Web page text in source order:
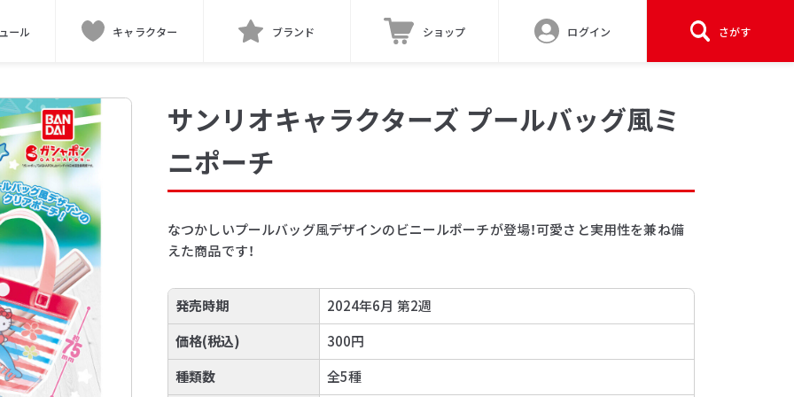
ール キャラクター ブランド ショップ ログイン さがす
サンリオキャラクターズ プールバッグ風ミ
ニポーチ
なつかしいプールバッグ風デザインのビニールポーチが登場！可愛さと実用性を兼ね備
えた商品です！
発売時期
2024年6月 第2週
価格(税込)
300円
種類数
全5種